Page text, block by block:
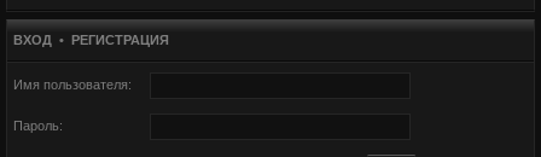
ВХОД • РЕГИСТРАЦИЯ
Имя пользователя:
Пароль: